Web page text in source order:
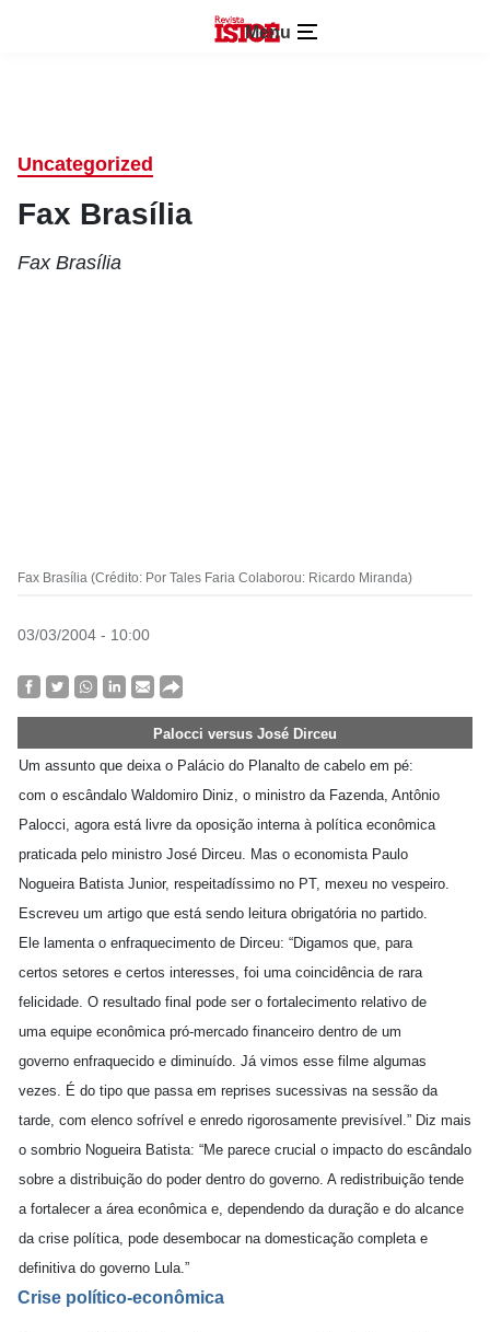
Menu
Uncategorized
Fax Brasília
Fax Brasília
Fax Brasília (Crédito: Por Tales Faria Colaborou: Ricardo Miranda)
03/03/2004 - 10:00
Palocci versus José Dirceu
Um assunto que deixa o Palácio do Planalto de cabelo em pé:
com o escândalo Waldomiro Diniz, o ministro da Fazenda, Antônio
Palocci, agora está livre da oposição interna à política econômica
praticada pelo ministro José Dirceu. Mas o economista Paulo
Nogueira Batista Junior, respeitadíssimo no PT, mexeu no vespeiro.
Escreveu um artigo que está sendo leitura obrigatória no partido.
Ele lamenta o enfraquecimento de Dirceu: “Digamos que, para
certos setores e certos interesses, foi uma coincidência de rara
felicidade. O resultado final pode ser o fortalecimento relativo de
uma equipe econômica pró-mercado financeiro dentro de um
governo enfraquecido e diminuído. Já vimos esse filme algumas
vezes. É do tipo que passa em reprises sucessivas na sessão da
tarde, com elenco sofrível e enredo rigorosamente previsível.” Diz mais
o sombrio Nogueira Batista: “Me parece crucial o impacto do escândalo
sobre a distribuição do poder dentro do governo. A redistribuição tende
a fortalecer a área econômica e, dependendo da duração e do alcance
da crise política, pode desembocar na domesticação completa e
definitiva do governo Lula.”
Crise político-econômica